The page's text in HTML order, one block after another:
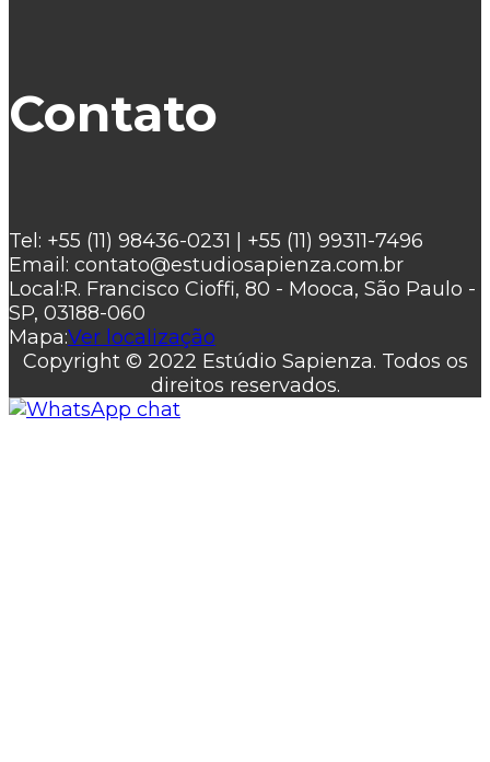
Contato
Tel: +55 (11) 98436-0231 | +55 (11) 99311-7496
Email: contato@estudiosapienza.com.br
Local:R. Francisco Cioffi, 80 - Mooca, São Paulo -
SP, 03188-060
Mapa:Ver localização
Copyright © 2022 Estúdio Sapienza. Todos os
direitos reservados.